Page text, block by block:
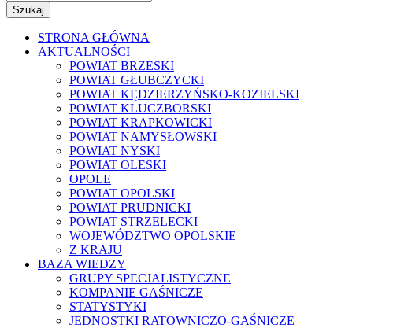
Szukaj
STRONA GŁÓWNA
AKTUALNOŚCI
POWIAT BRZESKI
POWIAT GŁUBCZYCKI
POWIAT KĘDZIERZYŃSKO-KOZIELSKI
POWIAT KLUCZBORSKI
POWIAT KRAPKOWICKI
POWIAT NAMYSŁOWSKI
POWIAT NYSKI
POWIAT OLESKI
OPOLE
POWIAT OPOLSKI
POWIAT PRUDNICKI
POWIAT STRZELECKI
WOJEWÓDZTWO OPOLSKIE
Z KRAJU
BAZA WIEDZY
GRUPY SPECJALISTYCZNE
KOMPANIE GAŚNICZE
STATYSTYKI
JEDNOSTKI RATOWNICZO-GAŚNICZE